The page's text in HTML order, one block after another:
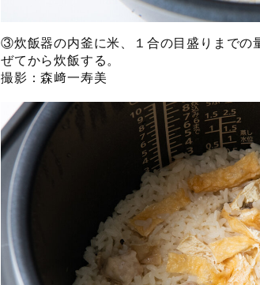
③炊飯器の内釜に米、１合の目盛りまで
ぜてから炊飯する。
撮影：森﨑一寿美